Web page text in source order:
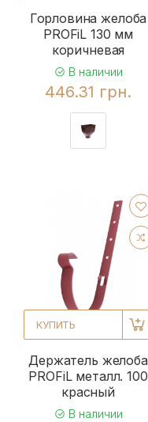
Горловина желоба
PROFiL 130 мм
коричневая
В наличии
446.31 грн.
КУПИТЬ
Держатель желоба
PROFiL металл. 100
красный
В наличии